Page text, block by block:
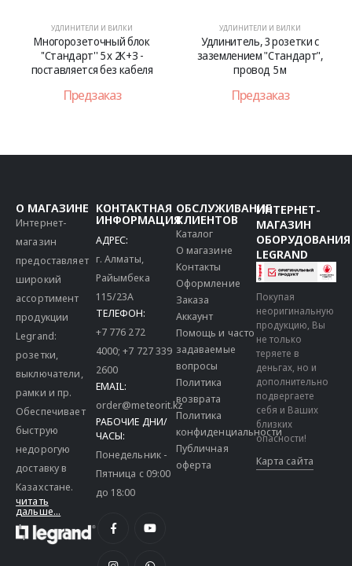
УДЛИНИТЕЛИ И ВИЛКИ
Многорозеточный блок
''Стандарт'' 5 x 2К+З -
поставляется без кабеля
Предзаказ
УДЛИНИТЕЛИ И ВИЛКИ
Удлинитель, 3 розетки с
заземлением "Стандарт",
провод 5 м
Предзаказ
О МАГАЗИНЕ
Интернет-
магазин
предоставляет
широкий
ассортимент
продукции
Legrand:
розетки,
выключатели,
рамки и пр.
Обеспечивает
быструю
недорогую
доставку в
Казахстане.
читать
дальше...
КОНТАКТНАЯ
ИНФОРМАЦИЯ
АДРЕС:
г. Алматы,
Райымбека
115/23A
ТЕЛЕФОН:
+7 776 272
4000;+7 727 339
2600
EMAIL:
order@meteorit.kz
РАБОЧИЕ ДНИ/
ЧАСЫ:
Понедельник -
Пятница с 09:00
до 18:00
ОБСЛУЖИВАНИЕ
КЛИЕНТОВ
Каталог
О магазине
Контакты
Оформление
Заказа
Аккаунт
Помощь и часто
задаваемые
вопросы
Политика
возврата
Политика
конфиденциальности
Публичная
оферта
ИНТЕРНЕТ-
МАГАЗИН
ОБОРУДОВАНИЯ
LEGRAND
Покупая
неоригинальную
продукцию, Вы
не только
теряете в
деньгах, но и
дополнительно
подвергаете
себя и Ваших
близких
опасности!
Карта сайта